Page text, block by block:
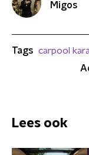
Migos
Tags carpool
Lees ook